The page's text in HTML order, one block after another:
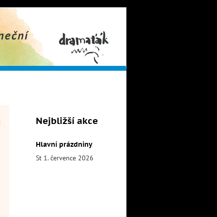
Nejbližší akce
Hlavní prázdniny
St 1. července 2026